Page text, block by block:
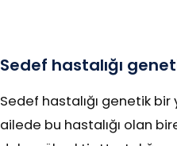
Sedef hastalığı
Sedef hastalığı genetik bir
ailede bu hastalığı olan